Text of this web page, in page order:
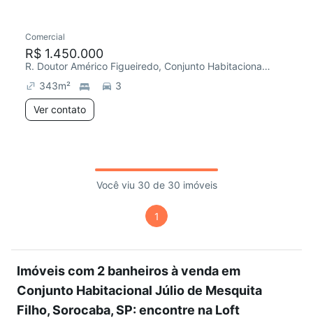
Comercial
R$ 1.450.000
R. Doutor Américo Figueiredo, Conjunto Habitacional Júlio de Mesquita Filho
343m²
3
Ver contato
Você viu 30 de 30 imóveis
1
Imóveis com 2 banheiros à venda em
Conjunto Habitacional Júlio de Mesquita
Filho, Sorocaba, SP: encontre na Loft